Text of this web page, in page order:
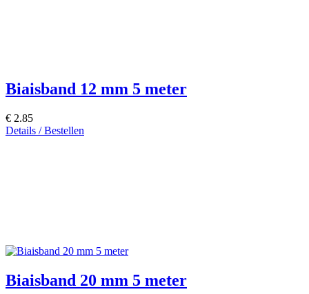
Biaisband 12 mm 5 meter
€ 2.85
Details / Bestellen
Biaisband 20 mm 5 meter